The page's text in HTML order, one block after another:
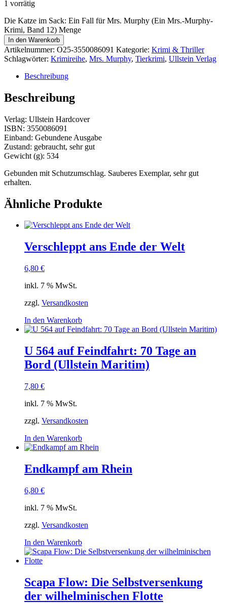
1 vorrätig
Die Katze im Sack: Ein Fall für Mrs. Murphy (Ein Mrs.-Murphy-
Krimi, Band 12) Menge
In den Warenkorb
Artikelnummer: O25-3550086091 Kategorie: Krimi & Thriller
Schlagwörter: Krimireihe, Mrs. Murphy, Tierkrimi, Ullstein Verlag
Beschreibung
Beschreibung
Verlag: Ullstein Hardcover
ISBN: 3550086091
Einband: Gebundene Ausgabe
Zustand: gebraucht, sehr gut
Gewicht (g): 534
Gebunden mit Schutzumschlag. Sauberes Exemplar, sehr gut
erhalten.
Ähnliche Produkte
Verschleppt ans Ende der Welt
6,80 €
inkl. 7 % MwSt.
zzgl. Versandkosten
In den Warenkorb
U 564 auf Feindfahrt: 70 Tage an
Bord (Ullstein Maritim)
7,80 €
inkl. 7 % MwSt.
zzgl. Versandkosten
In den Warenkorb
Endkampf am Rhein
6,80 €
inkl. 7 % MwSt.
zzgl. Versandkosten
In den Warenkorb
Scapa Flow: Die Selbstversenkung
der wilhelminischen Flotte